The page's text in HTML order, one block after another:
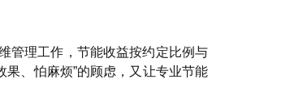
管理工作，节能收益按约定比例与
果、怕麻烦”的顾虑，又让专业节能